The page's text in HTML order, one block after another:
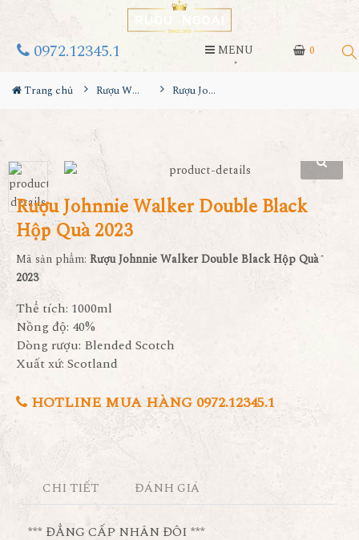
0
0972.12345.1 MENU
Trang chủ Rượu Whisky Rượu Johnnie Walker Double Black Hộp Quà 2023
Rượu Johnnie Walker Double Black
Hộp Quà 2023
Mã sản phẩm: Rượu Johnnie Walker Double Black Hộp Quà
2023
Thể tích: 1000ml
Nồng độ: 40%
Dòng rượu: Blended Scotch
Xuất xứ: Scotland
HOTLINE MUA HÀNG 0972.12345.1
CHI TIẾT ĐÁNH GIÁ
*** ĐẲNG CẤP NHÂN ĐÔI ***